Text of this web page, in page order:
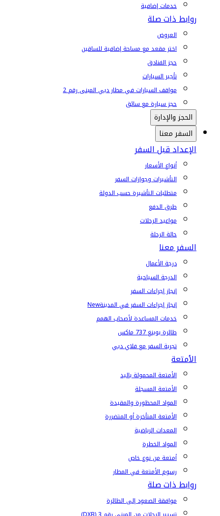
خدمات إضافية
روابط ذات صلة
العروض
اختر مقعد مع مساحة إضافية للساقين
حجز الفنادق
تأجير السيارات
مواقف السيارات في مطار دبي المبنى رقم 2
حجز سيارة مع سائق
الحجز والإدارة
السفر معنا
الإعداد قبل السفر
أنواع الأسعار
التأشيرات وجوازات السفر
متطلبات التأشيرة حسب الدولة
طرق الدفع
مواعيد الرحلات
حالة الرحلة
السفر معنا
درجة الأعمال
الدرجة السياحية
إنجاز إجراءات السفر
إنجاز إجراءات السفر في المدينةNew
خدمات المساعدة لأصحاب الهمم
طائرة بوينغ 737 ماكس
تجربة السفر مع فلاي دبي
الأمتعة
الأمتعة المحمولة باليد
الأمتعة المسجلة
المواد المحظورة والمقيدة
الأمتعة المتأخرة أو المتضررة
المعدات الرياضية
المواد الخطرة
أمتعة من نوع خاص
رسوم الأمتعة في المطار
روابط ذات صلة
موافقة الصعود إلى الطائرة